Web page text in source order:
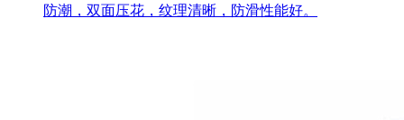
防潮，双面压花，纹理清晰，防滑性能好。